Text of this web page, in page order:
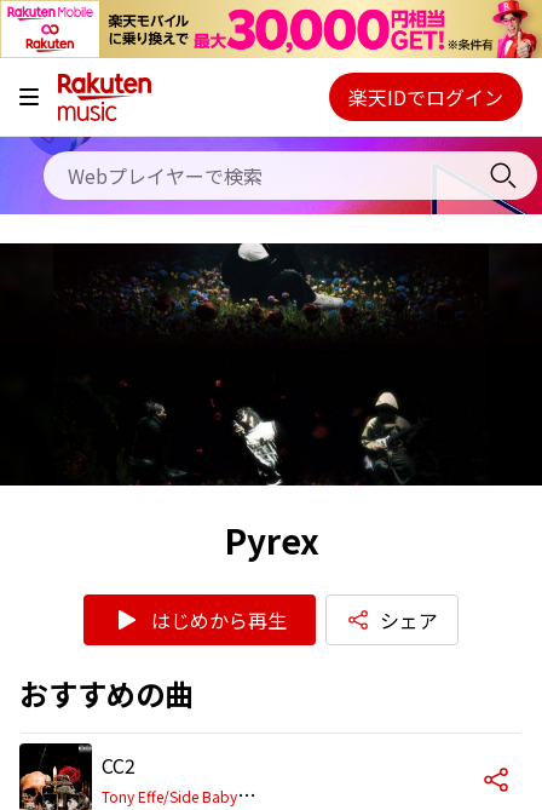
キャンペーン
料金プラン
使い方
初回30日間無料お試し
Webプレイヤー
ご契約内容の確認・変更
楽天IDでログイン
Pyrex
はじめから再生 シェア
おすすめの曲
CC2
T
ony Effe/Side Baby/Sick Luke/Pyrex